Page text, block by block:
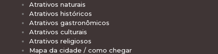
Atrativos naturais
Atrativos históricos
Atrativos gastronômicos
Atrativos culturais
Atrativos religiosos
Mapa da cidade / como chegar